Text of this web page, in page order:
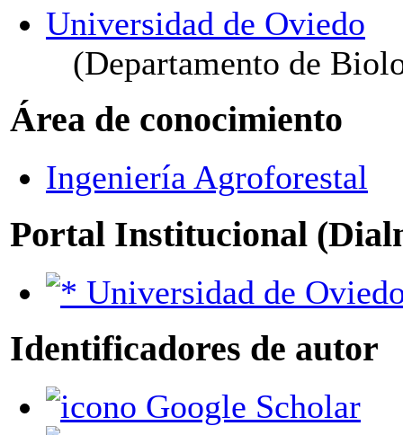
Universidad de Oviedo
(Departamento de
Área de conocimiento
Ingeniería Agroforestal
Portal Institucional
Universidad de
Identificadores de autor
Google Scholar